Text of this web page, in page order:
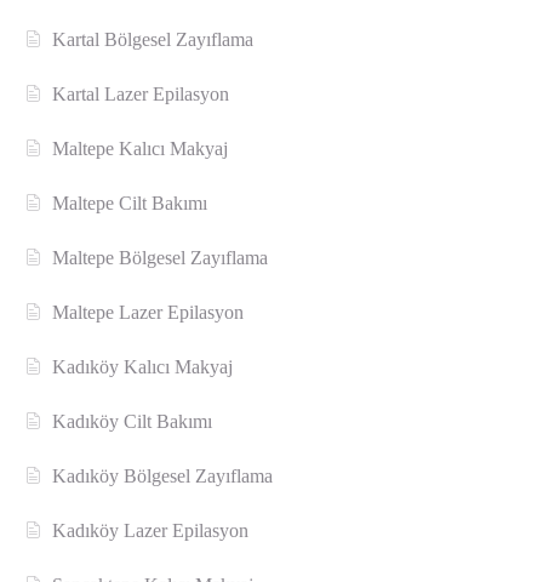
Kartal Bölgesel Zayıflama
Kartal Lazer Epilasyon
Maltepe Kalıcı Makyaj
Maltepe Cilt Bakımı
Maltepe Bölgesel Zayıflama
Maltepe Lazer Epilasyon
Kadıköy Kalıcı Makyaj
Kadıköy Cilt Bakımı
Kadıköy Bölgesel Zayıflama
Kadıköy Lazer Epilasyon